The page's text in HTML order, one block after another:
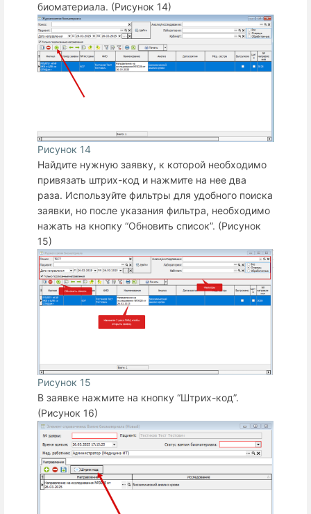
биоматериала. (Рисунок 14)
Рисунок 14
Найдите нужную заявку, к которой необходимо
привязать штрих-код и нажмите на нее два
раза. Используйте фильтры для удобного поиска
заявки, но после указания фильтра, необходимо
нажать на кнопку “Обновить список”. (Рисунок
15)
Рисунок 15
В заявке нажмите на кнопку “Штрих-код”.
(Рисунок 16)